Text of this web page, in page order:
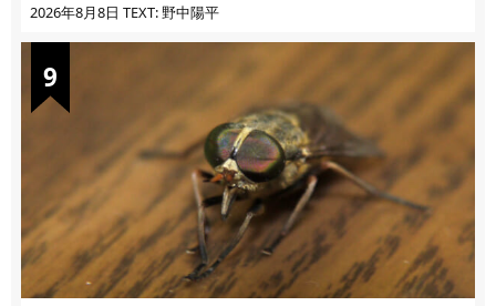
2026年8月8日 TEXT: 野中陽平